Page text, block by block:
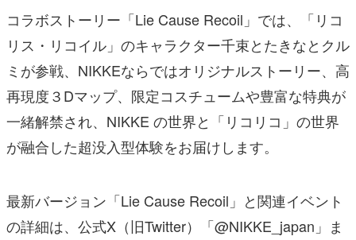
コラボストーリー「Lie Cause Recoil」では、「リコ
リス・リコイル」のキャラクター千束とたきなとクル
ミが参戦、NIKKEならではオリジナルストーリー、高
再現度３Dマップ、限定コスチュームや豊富な特典が
一緒解禁され、NIKKE の世界と「リコリコ」の世界
が融合した超没入型体験をお届けします。
最新バージョン「Lie Cause Recoil」と関連イベント
の詳細は、公式X（旧Twitter）「@NIKKE_japan」ま